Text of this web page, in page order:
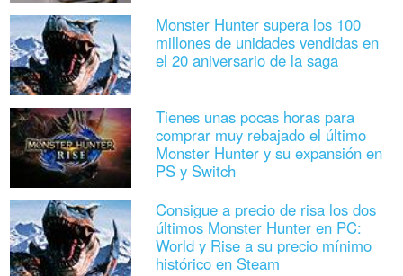
Monster Hunter supera los 100
millones de unidades vendidas en
el 20 aniversario de la saga
Tienes unas pocas horas para
comprar muy rebajado el último
Monster Hunter y su expansión en
PS y Switch
Consigue a precio de risa los dos
últimos Monster Hunter en PC:
World y Rise a su precio mínimo
histórico en Steam